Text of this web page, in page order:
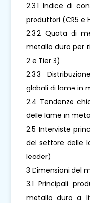
2.3.1 Indice di
produttori (CR5 e
2.3.2 Quota di
metallo duro per
2 e Tier 3)
2.3.3
globali di lame in
2.4 Tendenze
delle lame in
2.5 Interviste
del settore delle
leader)
3 Dimensioni del
3.1 Principali
metallo duro a